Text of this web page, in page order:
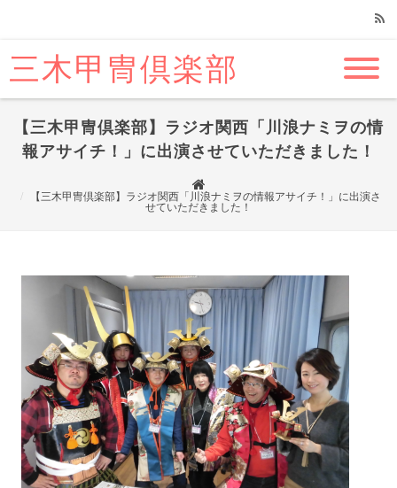
RSS
三木甲冑倶楽部
【三木甲冑倶楽部】ラジオ関西「川浪ナミヲの情
報アサイチ！」に出演させていただきました！
【三木甲冑倶楽部】ラジオ関西「川浪ナミヲの情報アサイチ！」に出演さ
せていただきました！